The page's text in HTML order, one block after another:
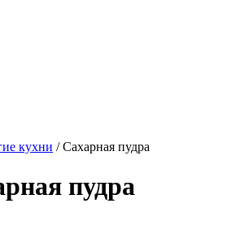
кухни / Сахарная пудра
пудра